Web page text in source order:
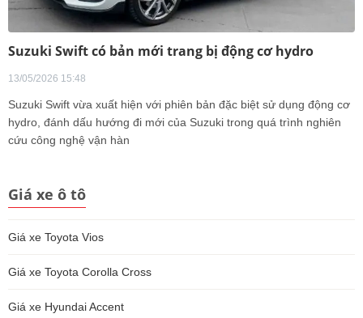
Suzuki Swift có bản mới trang bị động cơ hydro
13/05/2026 15:48
Suzuki Swift vừa xuất hiện với phiên bản đặc biệt sử dụng động cơ
hydro, đánh dấu hướng đi mới của Suzuki trong quá trình nghiên
cứu công nghệ vận hàn
Giá xe ô tô
Giá xe Toyota Vios
Giá xe Toyota Corolla Cross
Giá xe Hyundai Accent